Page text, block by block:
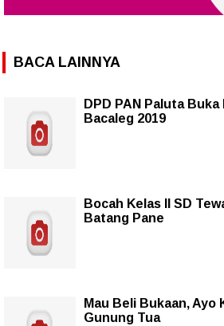
BACA LAINNYA
DPD PAN Paluta
Bacaleg 2019
Bocah Kelas II SD
Batang Pane
Mau Beli Bukaan, Ayo
Gunung Tua